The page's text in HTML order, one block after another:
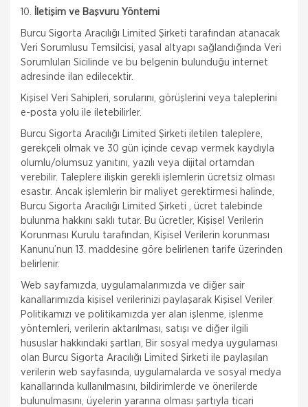
10. İletişim ve Başvuru Yöntemi
Burcu Sigorta Aracılığı Limited Şirketi tarafından atanacak
Veri Sorumlusu Temsilcisi, yasal altyapı sağlandığında Veri
Sorumluları Sicilinde ve bu belgenin bulunduğu internet
adresinde ilan edilecektir.
Kişisel Veri Sahipleri, sorularını, görüşlerini veya taleplerini
e-posta yolu ile iletebilirler.
Burcu Sigorta Aracılığı Limited Şirketi iletilen taleplere,
gerekçeli olmak ve 30 gün içinde cevap vermek kaydıyla
olumlu/olumsuz yanıtını, yazılı veya dijital ortamdan
verebilir. Taleplere ilişkin gerekli işlemlerin ücretsiz olması
esastır. Ancak işlemlerin bir maliyet gerektirmesi halinde,
Burcu Sigorta Aracılığı Limited Şirketi , ücret talebinde
bulunma hakkını saklı tutar. Bu ücretler, Kişisel Verilerin
Korunması Kurulu tarafından, Kişisel Verilerin korunması
Kanunu’nun 13. maddesine göre belirlenen tarife üzerinden
belirlenir.
Web sayfamızda, uygulamalarımızda ve diğer sair
kanallarımızda kişisel verilerinizi paylaşarak Kişisel Veriler
Politikamızı ve politikamızda yer alan işlenme, işlenme
yöntemleri, verilerin aktarılması, satışı ve diğer ilgili
hususlar hakkındaki şartları, Bir sosyal medya uygulaması
olan Burcu Sigorta Aracılığı Limited Şirketi ile paylaşılan
verilerin web sayfasında, uygulamalarda ve sosyal medya
kanallarında kullanılmasını, bildirimlerde ve önerilerde
bulunulmasını, üyelerin yararına olması şartıyla ticari